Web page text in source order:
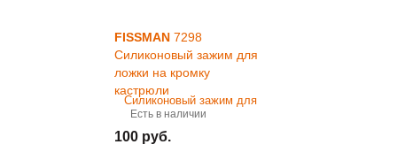
FISSMAN 7298
Силиконовый зажим для
ложки на кромку
кастрюли
Есть в наличии
100 руб.